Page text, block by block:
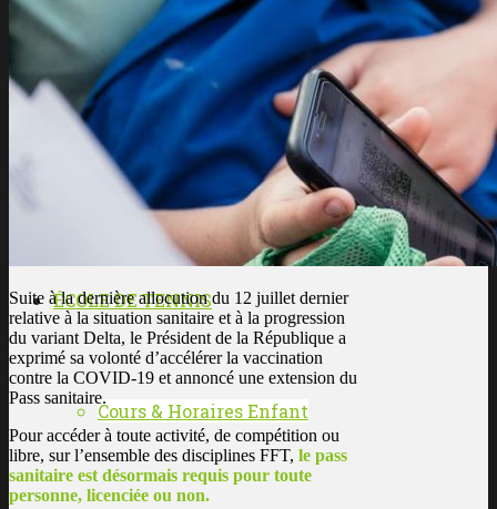
Les enseignants
L’histoire du club
ÉCOLE DE TENNIS
Cours & Horaires Enfant
Suite à la dernière allocution du 12 juillet dernier
relative à la situation sanitaire et à la progression
du variant Delta, le Président de la République a
exprimé sa volonté d’accélérer la vaccination
contre la COVID-19 et annoncé une extension du
Pass sanitaire.
Pour accéder à toute activité, de compétition ou
libre, sur l’ensemble des disciplines FFT, le pass
sanitaire est désormais requis pour toute
personne, licenciée ou non.